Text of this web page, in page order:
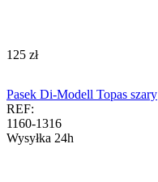
‍125‍ zł
Pasek Di-Modell Topas szary
REF:
1160-1316
Wysyłka 24h